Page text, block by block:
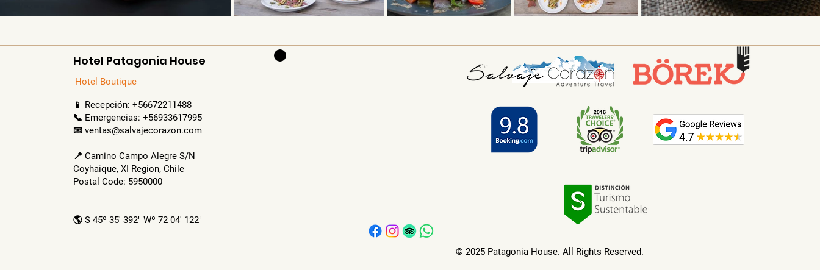
Hotel Patagonia House
Hotel Boutique
📱 Recepción: +56672211488
📞 Emergencias: +56933617995
📧 ventas@salvajecorazon.com
📍 Camino Campo Alegre S/N
Coyhaique, XI Region, Chile
Postal Code: 5950000
🌎 S 45º 35' 392" Wº 72 04' 122"
© 2025 Patagonia House. All Rights Reserved.